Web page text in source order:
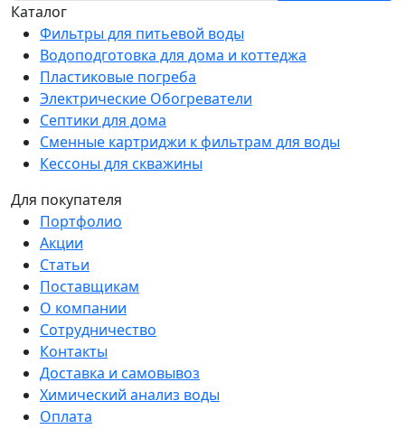
Каталог
Фильтры для питьевой воды
Водоподготовка для дома и коттеджа
Пластиковые погреба
Электрические Обогреватели
Септики для дома
Сменные картриджи к фильтрам для воды
Кессоны для скважины
Для покупателя
Портфолио
Акции
Статьи
Поставщикам
О компании
Сотрудничество
Контакты
Доставка и самовывоз
Химический анализ воды
Оплата